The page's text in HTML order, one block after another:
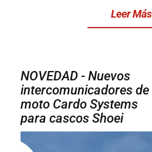
Leer Más
NOVEDAD - Nuevos
intercomunicadores de
moto Cardo Systems
para cascos Shoei